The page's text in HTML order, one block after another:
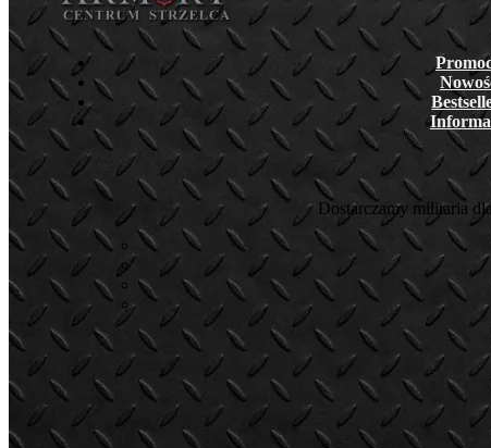
Dostarczamy militaria